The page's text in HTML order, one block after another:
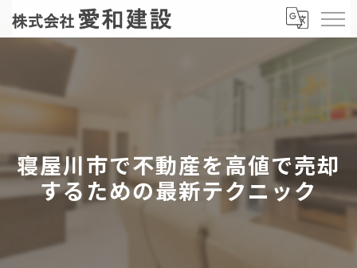
寝屋川市で不動産を高値で売却
するための最新テクニック